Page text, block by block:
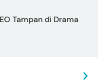
Tampan di Drama